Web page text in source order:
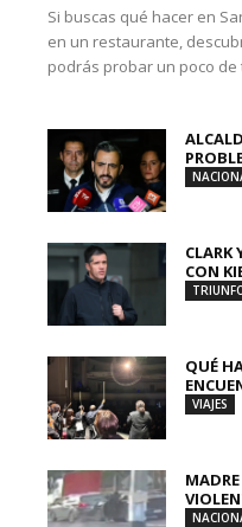
Si buscas qué hacer en
en un restaurante,
podrás probar un poco de
CLARK
CON
QUÉ
VIAJES